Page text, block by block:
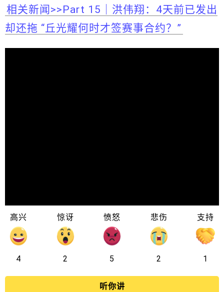
相关新闻>>Part 15｜洪伟翔：4天前已发出
却还拖 “丘光耀何时才签赛事合约？”
高兴
4
惊讶
2
愤怒
5
悲伤
2
支持
1
听你讲